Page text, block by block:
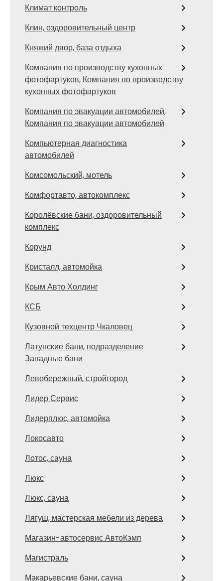
Климат контроль
Клин, оздоровительный центр
Княжий двор, база отдыха
Компания по производству кухонных
фотофартуков, Компания по производству
кухонных фотофартуков
Компания по эвакуации автомобилей,
Компания по эвакуации автомобилей
Компьютерная диагностика
автомобилей
Комсомольский, мотель
Комфортавто, автокомплекс
Королёвские бани, оздоровительный
комплекс
Корунд
Кристалл, автомойка
Крым Авто Холдинг
КСБ
Кузовной техцентр Чкаловец
Латунские бани, подразделение
Западные бани
Левобережный, стройгород
Лидер Сервис
Лидерплюс, автомойка
Локосавто
Лотос, сауна
Люкс
Люкс, сауна
Лягуш, мастерская мебели из дерева
Магазин-автосервис АвтоКэмп
Магистраль
Макарьевские бани, сауна